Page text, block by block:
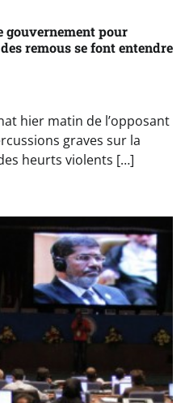
gouvernement pour
remous se font entendre
hier matin de l’opposant
graves sur la
heurts violents […]